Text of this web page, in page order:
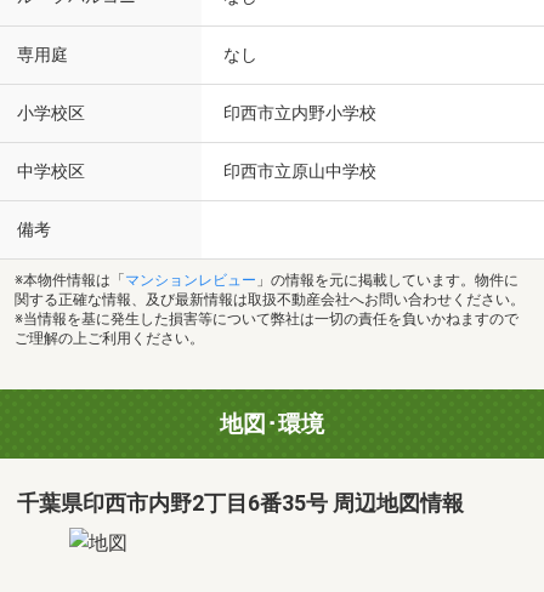
専用庭 なし
小学校区 印西市立内野小学校
中学校区 印西市立原山中学校
備考
※本物件情報は「 マンションレビュー 」の情報を元に掲載しています。物件に
関する正確な情報、及び最新情報は取扱不動産会社へお問い合わせください。
※当情報を基に発生した損害等について弊社は一切の責任を負いかねますので
ご理解の上ご利用ください。
地図･環境
千葉県印西市内野2丁目6番35号 周辺地図情報